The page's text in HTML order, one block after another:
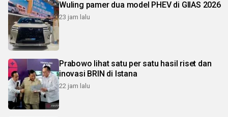
Wuling pamer dua model PHEV di GIIAS 2026
23 jam lalu
Prabowo lihat satu per satu hasil riset dan
inovasi BRIN di Istana
22 jam lalu